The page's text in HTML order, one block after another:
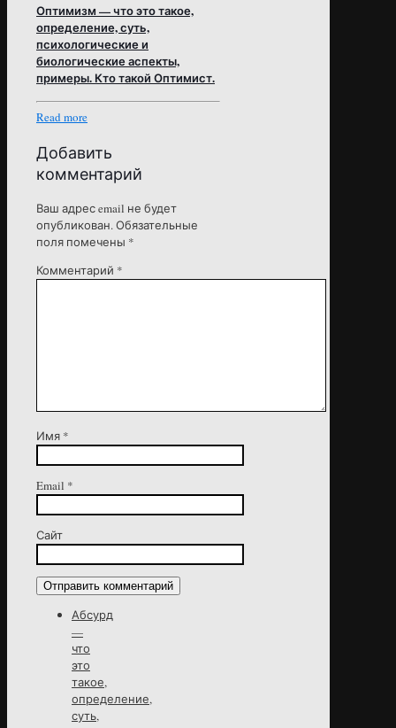
Оптимизм — что это такое,
определение, суть,
психологические и
биологические аспекты,
примеры. Кто такой Оптимист.
Read more
Добавить
комментарий
Ваш адрес email не будет
опубликован. Обязательные
поля помечены *
Комментарий *
Имя *
Email *
Сайт
Абсурд
—
что
это
такое,
определение,
суть,